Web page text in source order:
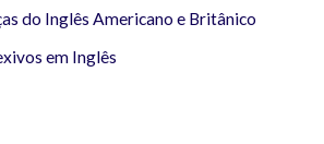
do Inglês Americano e Britânico
em Inglês